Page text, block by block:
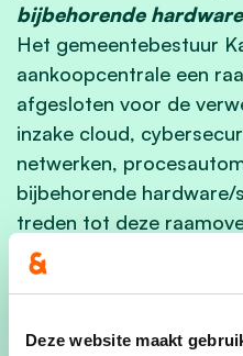
Deze website maakt
bijbehorende
Het gemeentebestuur
aankoopcentrale een
afgesloten voor de
inzake cloud,
netwerken,
bijbehorende
treden tot deze
gemeentebestuur
om zelf een
overeenkomst